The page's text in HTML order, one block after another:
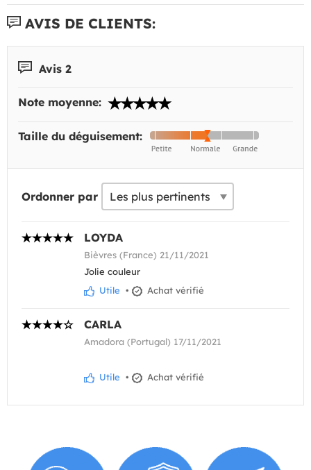
AVIS DE CLIENTS:
Avis 2
Note moyenne:
Taille du déguisement:
Ordonner par
LOYDA
Bièvres (France) 21/11/2021
Jolie couleur
Utile • Achat vérifié
CARLA
Amadora (Portugal) 17/11/2021
Utile • Achat vérifié